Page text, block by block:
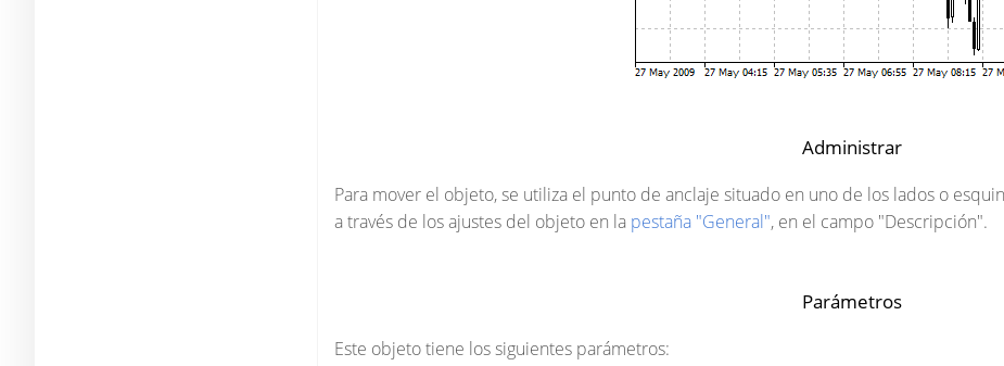
Administrar
Para mover el objeto, se utiliza el punto de anclaje situado en uno de los lados o
a través de los ajustes del objeto en la pestaña "General", en el campo "Descripción".
Parámetros
Este objeto tiene los siguientes parámetros: